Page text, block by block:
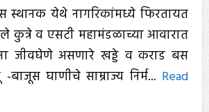
स्थानक येथे नागरिकांमध्ये फिरतायत
कुत्रे व एसटी महामंडळाच्या आवारात
जीवघेणे असणारे खड्डे व कराड बस
घाणीचे साम्राज्य निर्म... Read